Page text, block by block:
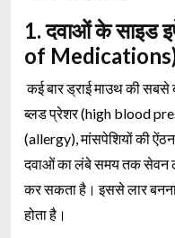
1. दवाओं के साइड
of
कई बार ड्राई माउथ की सबसे
ब्लड प्रेशर (high blood
(allergy), मांसपेशियों की
दवाओं का लंबे समय तक सेवन
कर सकता है। इससे लार
होता है।